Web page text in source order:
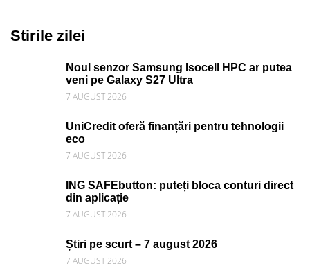
Stirile zilei
Noul senzor Samsung Isocell HPC ar putea
veni pe Galaxy S27 Ultra
7 AUGUST 2026
UniCredit oferă finanțări pentru tehnologii
eco
7 AUGUST 2026
ING SAFEbutton: puteți bloca conturi direct
din aplicație
7 AUGUST 2026
Știri pe scurt – 7 august 2026
7 AUGUST 2026